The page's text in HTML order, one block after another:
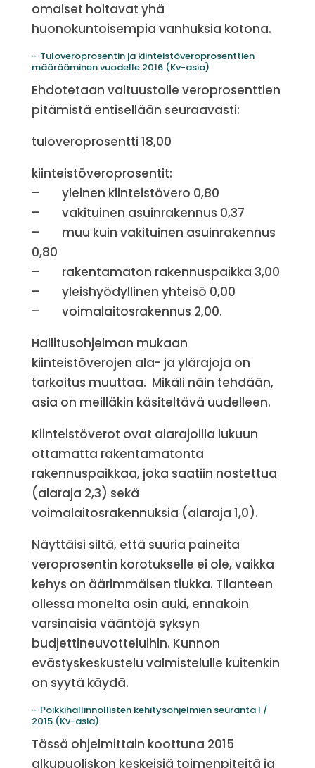
omaiset hoitavat yhä
huonokuntoisempia vanhuksia kotona.
– Tuloveroprosentin ja kiinteistöveroprosenttien
määrääminen vuodelle 2016 (Kv-asia)
Ehdotetaan valtuustolle veroprosenttien
pitämistä entisellään seuraavasti:
tuloveroprosentti 18,00
kiinteistöveroprosentit:
– yleinen kiinteistövero 0,80
– vakituinen asuinrakennus 0,37
– muu kuin vakituinen asuinrakennus
0,80
– rakentamaton rakennuspaikka 3,00
– yleishyödyllinen yhteisö 0,00
– voimalaitosrakennus 2,00.
Hallitusohjelman mukaan
kiinteistöverojen ala- ja ylärajoja on
tarkoitus muuttaa. Mikäli näin tehdään,
asia on meilläkin käsiteltävä uudelleen.
Kiinteistöverot ovat alarajoilla lukuun
ottamatta rakentamatonta
rakennuspaikkaa, joka saatiin nostettua
(alaraja 2,3) sekä
voimalaitosrakennuksia (alaraja 1,0).
Näyttäisi siltä, että suuria paineita
veroprosentin korotukselle ei ole, vaikka
kehys on äärimmäisen tiukka. Tilanteen
ollessa monelta osin auki, ennakoin
varsinaisia vääntöjä syksyn
budjettineuvotteluihin. Kunnon
evästyskeskustelu valmistelulle kuitenkin
on syytä käydä.
– Poikkihallinnollisten kehitysohjelmien seuranta I /
2015 (Kv-asia)
Tässä ohjelmittain koottuna 2015
alkupuoliskon keskeisiä toimenpiteitä ja